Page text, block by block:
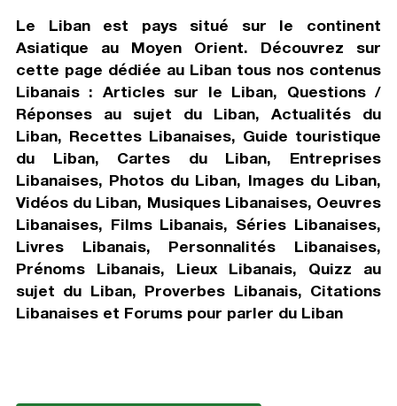
Le Liban est pays situé sur le continent
Asiatique au Moyen Orient. Découvrez sur
cette page dédiée au Liban tous nos contenus
Libanais : Articles sur le Liban, Questions /
Réponses au sujet du Liban, Actualités du
Liban, Recettes Libanaises, Guide touristique
du Liban, Cartes du Liban, Entreprises
Libanaises, Photos du Liban, Images du Liban,
Vidéos du Liban, Musiques Libanaises, Oeuvres
Libanaises, Films Libanais, Séries Libanaises,
Livres Libanais, Personnalités Libanaises,
Prénoms Libanais, Lieux Libanais, Quizz au
sujet du Liban, Proverbes Libanais, Citations
Libanaises et Forums pour parler du Liban